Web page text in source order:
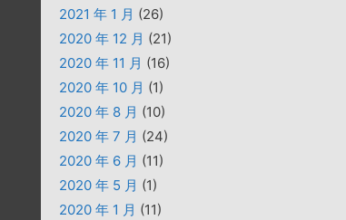
2021 年 1 月 (26)
2020 年 12 月 (21)
2020 年 11 月 (16)
2020 年 10 月 (1)
2020 年 8 月 (10)
2020 年 7 月 (24)
2020 年 6 月 (11)
2020 年 5 月 (1)
2020 年 1 月 (11)